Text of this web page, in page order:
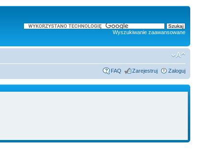
Wyszukiwanie zaawansowane
FAQ Zarejestruj Zaloguj